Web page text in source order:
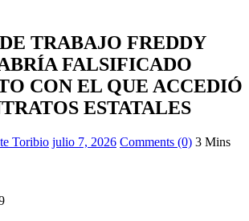
TRABAJO FREDDY
FALSIFICADO
CON EL QUE ACCEDIÓ
ESTATALES
Toribio julio 7, 2026 Comments (0) 3 Mins